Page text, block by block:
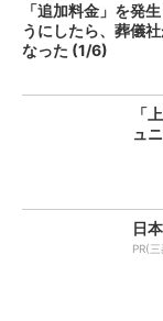
「追加料金」を発
うにしたら、葬儀社
なった (1/6)
「
ュ
日
PR(